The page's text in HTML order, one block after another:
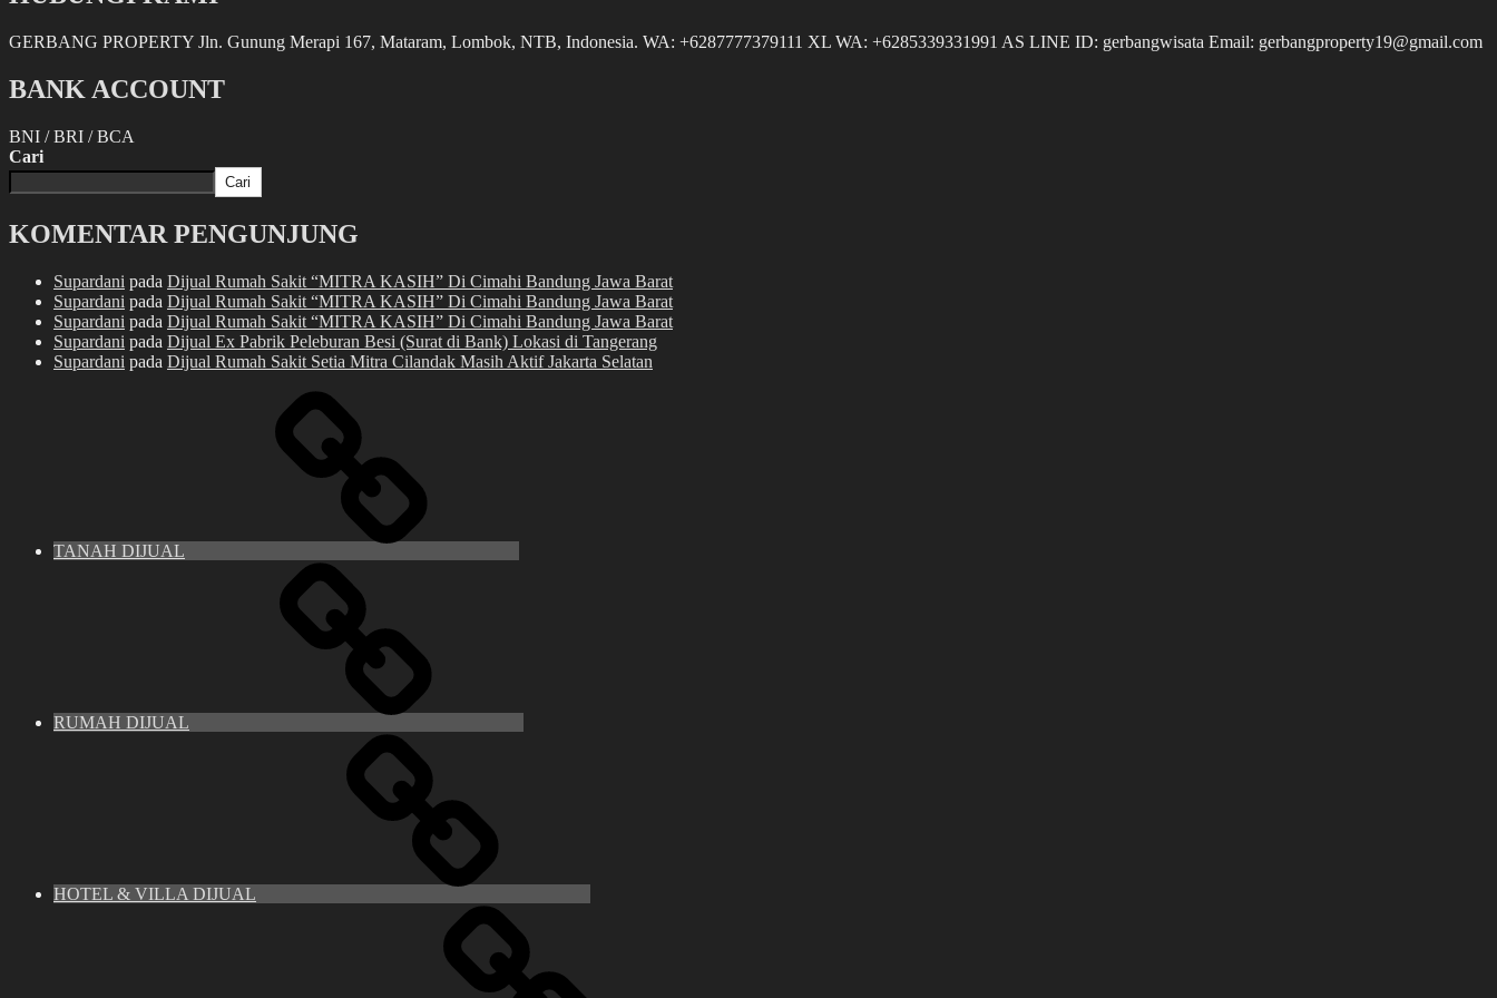
GERBANG PROPERTY Jln. Gunung Merapi 167, Mataram, Lombok, NTB, Indonesia. WA: +6287777379111 XL WA: +6285339331991 AS LINE ID: gerbangwisata Email: gerbangproperty19@gmail.com
BANK ACCOUNT
BNI / BRI / BCA
Cari
Cari
KOMENTAR PENGUNJUNG
Supardani pada Dijual Rumah Sakit “MITRA KASIH” Di Cimahi Bandung Jawa Barat
Supardani pada Dijual Rumah Sakit “MITRA KASIH” Di Cimahi Bandung Jawa Barat
Supardani pada Dijual Rumah Sakit “MITRA KASIH” Di Cimahi Bandung Jawa Barat
Supardani pada Dijual Ex Pabrik Peleburan Besi (Surat di Bank) Lokasi di Tangerang
Supardani pada Dijual Rumah Sakit Setia Mitra Cilandak Masih Aktif Jakarta Selatan
TANAH DIJUAL
RUMAH DIJUAL
HOTEL & VILLA DIJUAL